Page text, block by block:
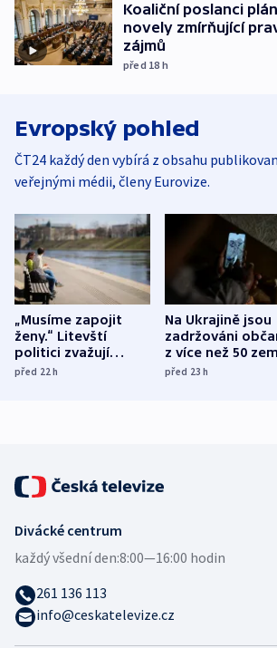
Koaliční poslanci
novely zmírňující
zájmů
před 18 h
Evropský pohled
ČT24 každý den vybírá z obsahu
veřejnými médii, členy Eurovize.
„Musíme zapojit
ženy.“ Litevští
politici zvažují
dohodu o
před 22h
Na Ukrajině jsou
zadržováni
z více než 50
Bojovali na straně
před 23h
Divácké centrum
každý všední den:8:00—16:00 hodin
261 136 113
info@ceskatelevize.cz